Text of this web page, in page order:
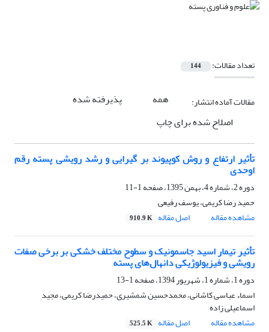
تعداد مقالات: 144
مقالات آماده انتشار: همه
پذیرفته شده
اصلاح شده برای چاپ
تأثیر ارتفاع و روش کوپیوند بر گیرایی و رشد رویشی پسته رقم
اوحدی
دوره 2، شماره 4، بهمن 1395، صفحه
1-11
حمید رضا کریمی، یوسف رفیعی
مشاهده مقاله
اصل مقاله 910.9 K
تأثیر تیمار اسید جاسمونیک و سطوح مختلف خشکی بر برخی صفات
رویشی و فیزیولوژیکی دانهال‌های پسته
دوره 1، شماره 1، شهریور 1394، صفحه
1-13
اسماء عباسی کاشانی، محمدحسین شمشیری، حمیدرضا کریمی، مجید
اسماعیلی زاده
مشاهده مقاله
اصل مقاله 525.5 K